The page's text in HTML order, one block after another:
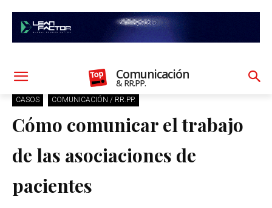
Comunicación
& RR.PP.
CASOS COMUNICACIÓN / RR.PP.
Cómo comunicar el trabajo
de las asociaciones de
pacientes